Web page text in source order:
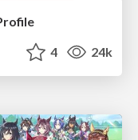
4 24k